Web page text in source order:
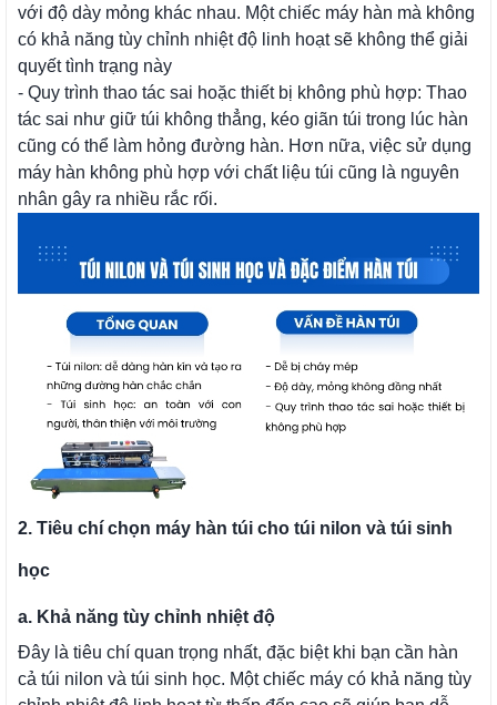
với độ dày mỏng khác nhau. Một chiếc máy hàn mà không
có khả năng tùy chỉnh nhiệt độ linh hoạt sẽ không thể giải
quyết tình trạng này
- Quy trình thao tác sai hoặc thiết bị không phù hợp: Thao
tác sai như giữ túi không thẳng, kéo giãn túi trong lúc hàn
cũng có thể làm hỏng đường hàn. Hơn nữa, việc sử dụng
máy hàn không phù hợp với chất liệu túi cũng là nguyên
nhân gây ra nhiều rắc rối.
2. Tiêu chí chọn máy hàn túi cho túi nilon và túi sinh
học
a. Khả năng tùy chỉnh nhiệt độ
Đây là tiêu chí quan trọng nhất, đặc biệt khi bạn cần hàn
cả túi nilon và túi sinh học. Một chiếc máy có khả năng tùy